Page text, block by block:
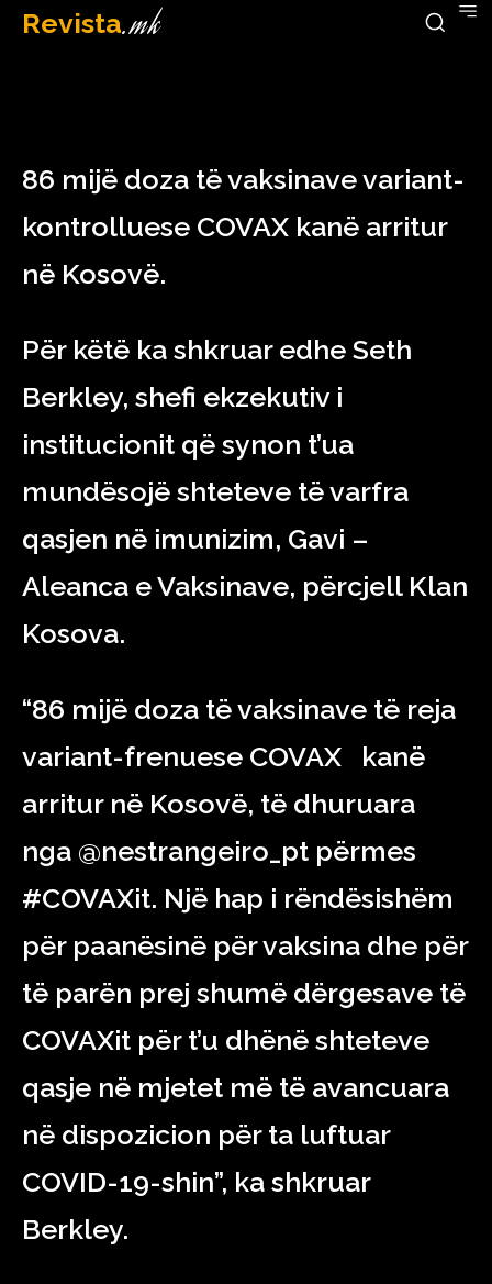
Revista.mk
December 19, 2022
86 mijë doza të vaksinave variant-
kontrolluese COVAX kanë arritur
në Kosovë.
Për këtë ka shkruar edhe Seth
Berkley, shefi ekzekutiv i
institucionit që synon t’ua
mundësojë shteteve të varfra
qasjen në imunizim, Gavi –
Aleanca e Vaksinave, përcjell Klan
Kosova.
“86 mijë doza të vaksinave të reja
variant-frenuese COVAX kanë
arritur në Kosovë, të dhuruara
nga @nestrangeiro_pt përmes
#COVAXit. Një hap i rëndësishëm
për paanësinë për vaksina dhe për
të parën prej shumë dërgesave të
COVAXit për t’u dhënë shteteve
qasje në mjetet më të avancuara
në dispozicion për ta luftuar
COVID-19-shin”, ka shkruar
Berkley.